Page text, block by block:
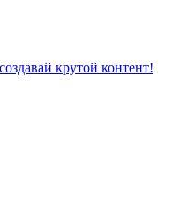
крутой контент!